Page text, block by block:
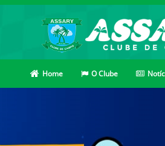
Home O Clube